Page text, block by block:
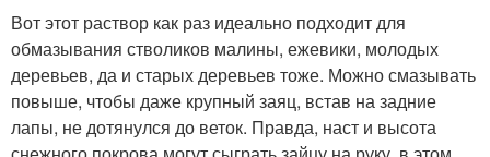
Вот этот раствор как раз идеально подходит для
обмазывания стволиков малины, ежевики, молодых
деревьев, да и старых деревьев тоже. Можно смазывать
повыше, чтобы даже крупный заяц, встав на задние
лапы, не дотянулся до веток. Правда, наст и высота